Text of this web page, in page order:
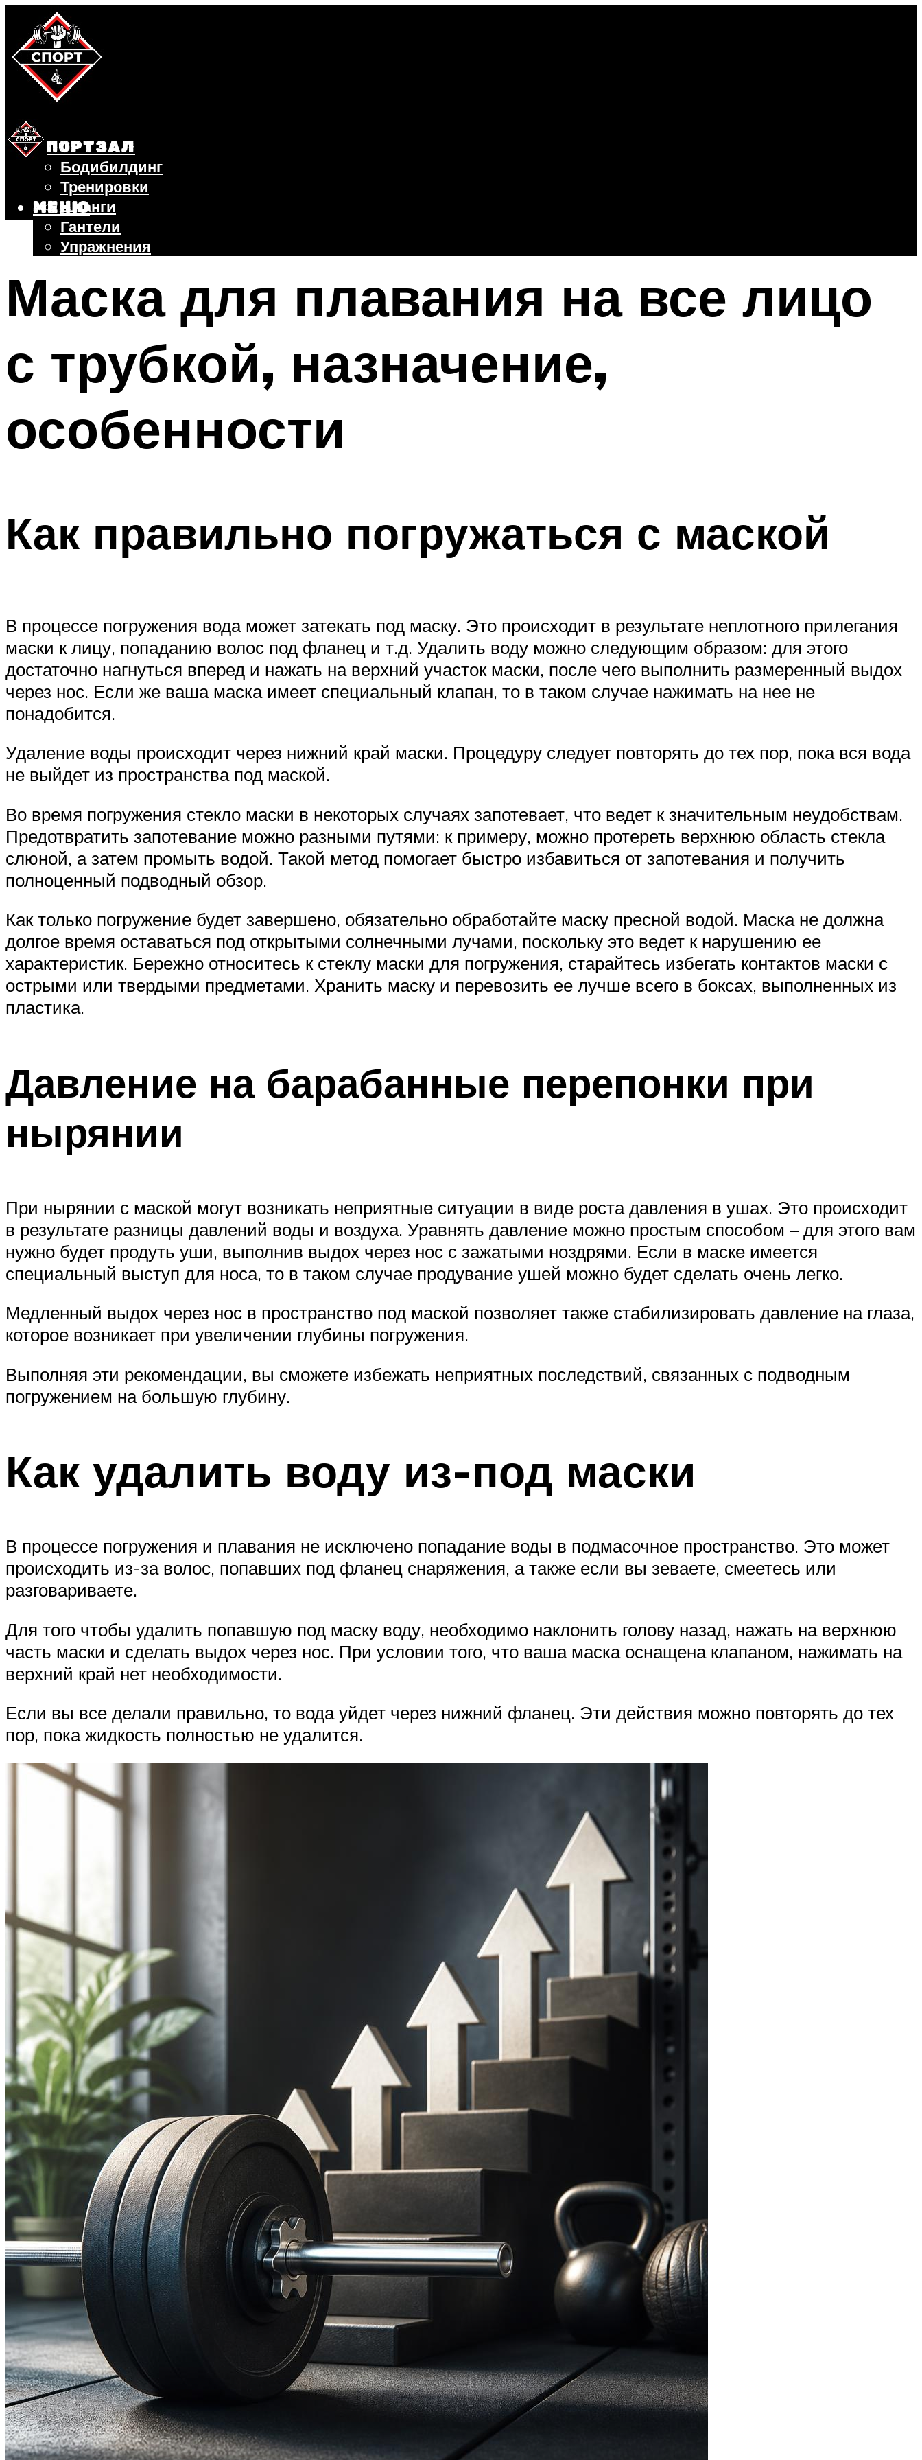
СПОРТЗАЛ
Бодибилдинг
Тренировки
Штанги
Гантели
Упражнения
БЕГ
ВЕЛОСИПЕД
МЕНЮ
МЕНЮ
Маска для плавания на все лицо
с трубкой, назначение,
особенности
Как правильно погружаться с маской
В процессе погружения вода может затекать под маску. Это происходит в результате неплотного прилегания
маски к лицу, попаданию волос под фланец и т.д. Удалить воду можно следующим образом: для этого
достаточно нагнуться вперед и нажать на верхний участок маски, после чего выполнить размеренный выдох
через нос. Если же ваша маска имеет специальный клапан, то в таком случае нажимать на нее не
понадобится.
Удаление воды происходит через нижний край маски. Процедуру следует повторять до тех пор, пока вся вода
не выйдет из пространства под маской.
Во время погружения стекло маски в некоторых случаях запотевает, что ведет к значительным неудобствам.
Предотвратить запотевание можно разными путями: к примеру, можно протереть верхнюю область стекла
слюной, а затем промыть водой. Такой метод помогает быстро избавиться от запотевания и получить
полноценный подводный обзор.
Как только погружение будет завершено, обязательно обработайте маску пресной водой. Маска не должна
долгое время оставаться под открытыми солнечными лучами, поскольку это ведет к нарушению ее
характеристик. Бережно относитесь к стеклу маски для погружения, старайтесь избегать контактов маски с
острыми или твердыми предметами. Хранить маску и перевозить ее лучше всего в боксах, выполненных из
пластика.
Давление на барабанные перепонки при
нырянии
При нырянии с маской могут возникать неприятные ситуации в виде роста давления в ушах. Это происходит
в результате разницы давлений воды и воздуха. Уравнять давление можно простым способом – для этого вам
нужно будет продуть уши, выполнив выдох через нос с зажатыми ноздрями. Если в маске имеется
специальный выступ для носа, то в таком случае продувание ушей можно будет сделать очень легко.
Медленный выдох через нос в пространство под маской позволяет также стабилизировать давление на глаза,
которое возникает при увеличении глубины погружения.
Выполняя эти рекомендации, вы сможете избежать неприятных последствий, связанных с подводным
погружением на большую глубину.
Как удалить воду из-под маски
В процессе погружения и плавания не исключено попадание воды в подмасочное пространство. Это может
происходить из-за волос, попавших под фланец снаряжения, а также если вы зеваете, смеетесь или
разговариваете.
Для того чтобы удалить попавшую под маску воду, необходимо наклонить голову назад, нажать на верхнюю
часть маски и сделать выдох через нос. При условии того, что ваша маска оснащена клапаном, нажимать на
верхний край нет необходимости.
Если вы все делали правильно, то вода уйдет через нижний фланец. Эти действия можно повторять до тех
пор, пока жидкость полностью не удалится.